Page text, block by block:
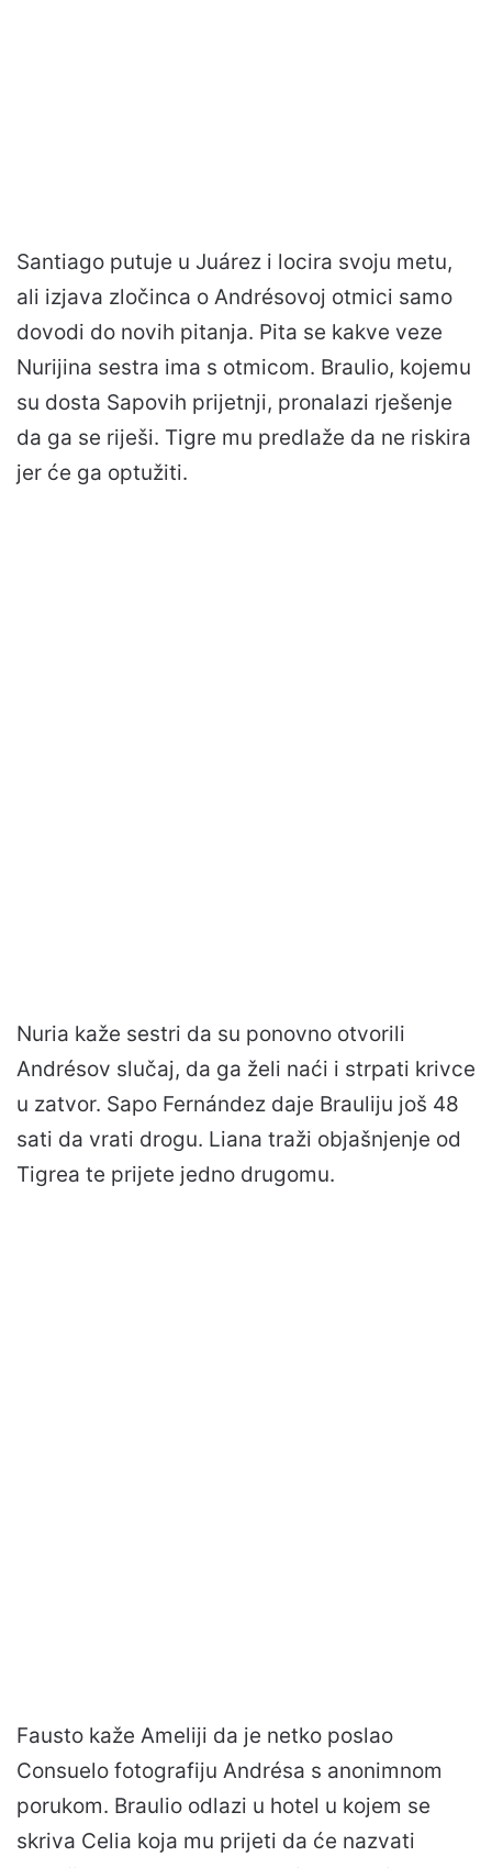
Santiago putuje u Juárez i locira svoju metu,
ali izjava zločinca o Andrésovoj otmici samo
dovodi do novih pitanja. Pita se kakve veze
Nurijina sestra ima s otmicom. Braulio, kojemu
su dosta Sapovih prijetnji, pronalazi rješenje
da ga se riješi. Tigre mu predlaže da ne riskira
jer će ga optužiti.
Nuria kaže sestri da su ponovno otvorili
Andrésov slučaj, da ga želi naći i strpati krivce
u zatvor. Sapo Fernández daje Brauliju još 48
sati da vrati drogu. Liana traži objašnjenje od
Tigrea te prijete jedno drugomu.
Fausto kaže Ameliji da je netko poslao
Consuelo fotografiju Andrésa s anonimnom
porukom. Braulio odlazi u hotel u kojem se
skriva Celia koja mu prijeti da će nazvati